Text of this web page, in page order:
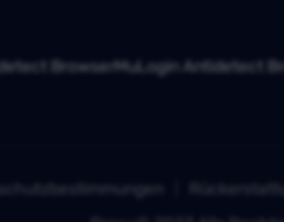
BrowserMuLogin Antidetect